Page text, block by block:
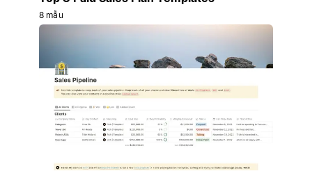
8 mẫu